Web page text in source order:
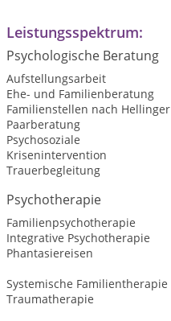
Leistungsspektrum:
Psychologische Beratung
Aufstellungsarbeit
Ehe- und Familienberatung
Familienstellen nach Hellinger
Paarberatung
Psychosoziale
Krisenintervention
Trauerbegleitung
Psychotherapie
Familienpsychotherapie
Integrative Psychotherapie
Phantasiereisen
Systemische Familientherapie
Traumatherapie